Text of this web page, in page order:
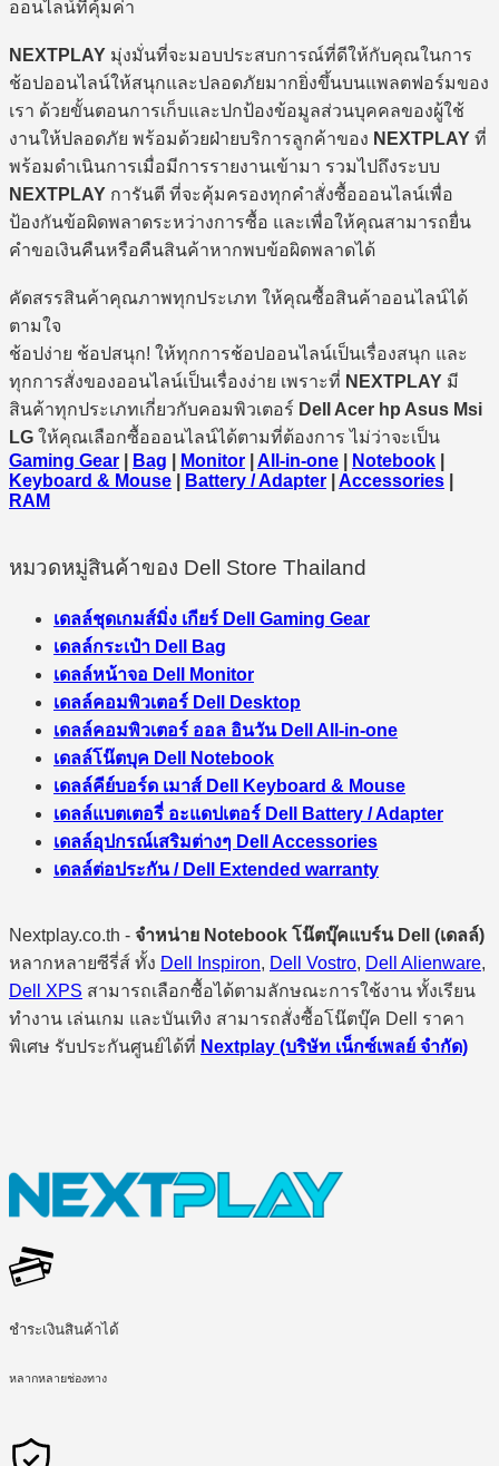
ออนไลน์ที่คุ้มค่า
NEXTPLAY มุ่งมั่นที่จะมอบประสบการณ์ที่ดีให้กับคุณในการ
ช้อปออนไลน์ให้สนุกและปลอดภัยมากยิ่งขึ้นบนแพลตฟอร์มของ
เรา ด้วยขั้นตอนการเก็บและปกป้องข้อมูลส่วนบุคคลของผู้ใช้
งานให้ปลอดภัย พร้อมด้วยฝ่ายบริการลูกค้าของ NEXTPLAY ที่
พร้อมดำเนินการเมื่อมีการรายงานเข้ามา รวมไปถึงระบบ
NEXTPLAY การันตี ที่จะคุ้มครองทุกคำสั่งซื้อออนไลน์เพื่อ
ป้องกันข้อผิดพลาดระหว่างการซื้อ และเพื่อให้คุณสามารถยื่น
คำขอเงินคืนหรือคืนสินค้าหากพบข้อผิดพลาดได้
คัดสรรสินค้าคุณภาพทุกประเภท ให้คุณซื้อสินค้าออนไลน์ได้
ตามใจ
ช้อปง่าย ช้อปสนุก! ให้ทุกการช้อปออนไลน์เป็นเรื่องสนุก และ
ทุกการสั่งของออนไลน์เป็นเรื่องง่าย เพราะที่ NEXTPLAY มี
สินค้าทุกประเภทเกี่ยวกับคอมพิวเตอร์ Dell Acer hp Asus Msi
LG ให้คุณเลือกซื้อออนไลน์ได้ตามที่ต้องการ ไม่ว่าจะเป็น
Gaming Gear
Bag Monitor All-in-one Notebook
Keyboard & Mouse
Battery / Adapter Accessories
RAM
หมวดหมู่สินค้าของ Dell Store Thailand
เดลล์ชุดเกมส์มิ่ง เกียร์ Dell Gaming Gear
เดลล์กระเป๋า Dell Bag
เดลล์หน้าจอ Dell Monitor
เดลล์คอมพิวเตอร์ Dell Desktop
เดลล์คอมพิวเตอร์ ออล อินวัน Dell All-in-one
เดลล์โน๊ตบุค Dell Notebook
เดลล์คีย์บอร์ด เมาส์ Dell Keyboard & Mouse
เดลล์แบตเตอรี่ อะแดปเตอร์ Dell Battery / Adapter
เดลล์อุปกรณ์เสริมต่างๆ Dell Accessories
เดลล์ต่อประกัน / Dell Extended warranty
Nextplay.co.th - จำหน่าย Notebook โน๊ตบุ๊คแบร์น Dell (เดลล์)
หลากหลายซีรี่ส์ ทั้ง Dell Inspiron, Dell Vostro, Dell Alienware,
Dell XPS สามารถเลือกซื้อได้ตามลักษณะการใช้งาน ทั้งเรียน
ทำงาน เล่นเกม และบันเทิง สามารถสั่งซื้อโน๊ตบุ๊ค Dell ราคา
พิเศษ รับประกันศูนย์ได้ที่ Nextplay (บริษัท เน็กซ์เพลย์ จำกัด)
ชำระเงินสินค้าได้
หลากหลายช่องทาง